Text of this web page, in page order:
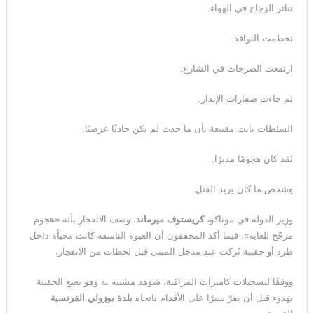
تناثر الزجاج في الهواء.
تحطمت النوافذ.
ارتفعت الصرخات في الشارع.
ثم جاءت صفارات الإنذار.
السلطات باتت مقتنعة بأن ما حدث لم يكن حادثًا عرضيًا.
لقد كان هجومًا مدبرًا.
وشخص ما كان يريد القتل.
وزير الدولة في موناكو،كريستوف ميرماند، وصف الانفجار بأنه «هجوم
مرجّح للغاية»، فيما أكد المحققون أن العبوة الناسفة كانت مخبأة داخل
طرد أو حقيبة تُركت عند مدخل المبنى قبل لحظات من الانفجار.
ووفقًا لتسجيلات كاميرات المراقبة، شوهد مشتبه به وهو يضع الحقيبة
بهدوء قبل أن يفرّ سيرًا على الأقدام باتجاه بلدة بوزولي الفرنسية